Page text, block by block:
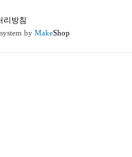
리방침
system by MakeShop